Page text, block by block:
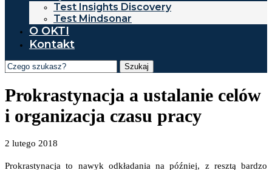
Test Insights Discovery
Test Mindsonar
O OKTI
Kontakt
Szukaj
Prokrastynacja a ustalanie celów
i organizacja czasu pracy
2 lutego 2018
Prokrastynacja to nawyk odkładania na później, z resztą bardzo